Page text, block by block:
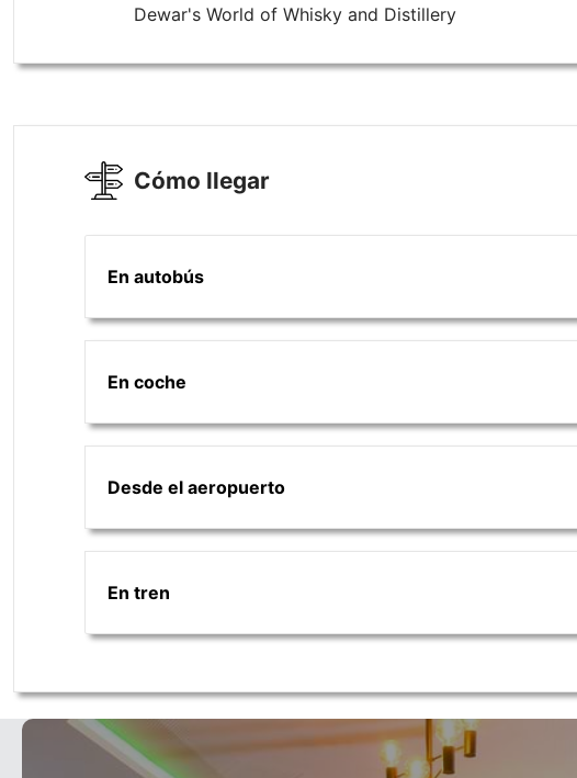
Dewar's World of Whisky and Distillery
Cómo llegar
En autobús
En coche
Desde el aeropuerto
En tren